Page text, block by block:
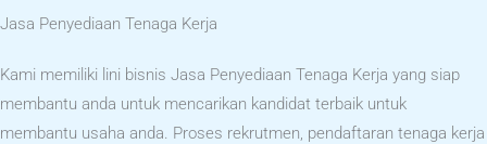
Jasa Penyediaan Tenaga Kerja
Kami memiliki lini bisnis Jasa Penyediaan Tenaga Kerja yang siap
membantu anda untuk mencarikan kandidat terbaik untuk
membantu usaha anda. Proses rekrutmen, pendaftaran tenaga kerja